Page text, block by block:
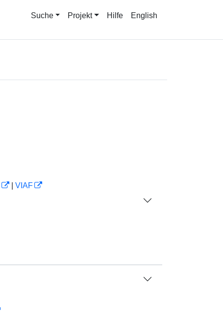
Suche Projekt Hilfe English
VIAF